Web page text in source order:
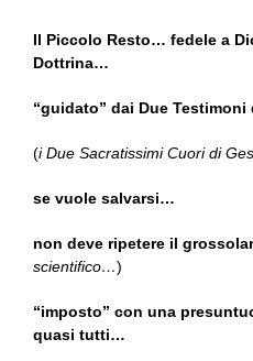
Il Piccolo Resto… fedele a
Dottrina…
“guidato” dai Due
(i Due Sacratissimi Cuori di
se vuole salvarsi…
non deve ripetere il
scientifico…)
“imposto” con una
quasi tutti…